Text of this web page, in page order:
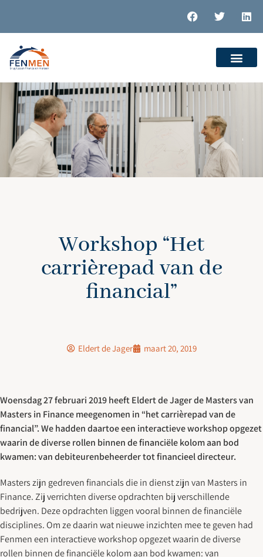
Workshop “Het
carrièrepad van de
financial”
Eldert de Jager maart 20, 2019
Woensdag 27 februari 2019 heeft Eldert de Jager de Masters van
Masters in Finance meegenomen in “het carrièrepad van de
financial”. We hadden daartoe een interactieve workshop opgezet
waarin de diverse rollen binnen de financiële kolom aan bod
kwamen: van debiteurenbeheerder tot financieel directeur.
Masters zijn gedreven financials die in dienst zijn van Masters in
Finance. Zij verrichten diverse opdrachten bij verschillende
bedrijven. Deze opdrachten liggen vooral binnen de financiële
disciplines. Om ze daarin wat nieuwe inzichten mee te geven had
Fenmen een interactieve workshop opgezet waarin de diverse
rollen binnen de financiële kolom aan bod kwamen: van